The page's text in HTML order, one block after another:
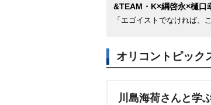
&TEAM・K×綱啓永×樋口
「エゴイストでなければ、
オリコントピック
川島海荷さんと学